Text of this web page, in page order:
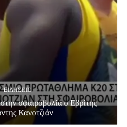
EΙΔΗΣΕΙΣ
σφαιροβολία ο Εβρίτης
Κανοτζιάν